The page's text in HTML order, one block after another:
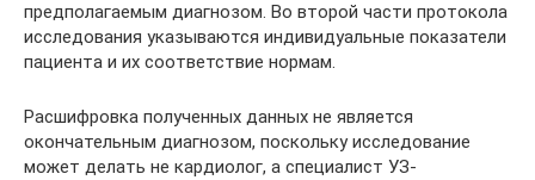
предполагаемым диагнозом. Во второй части протокола
исследования указываются индивидуальные показатели
пациента и их соответствие нормам.
Расшифровка полученных данных не является
окончательным диагнозом, поскольку исследование
может делать не кардиолог, а специалист УЗ-